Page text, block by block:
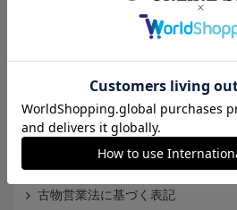
Ｊリーグオンラインストアとは
個人情報保護方針
Cookieポリシー
特定商取引法に基づく表記
古物営業法に基づく表記